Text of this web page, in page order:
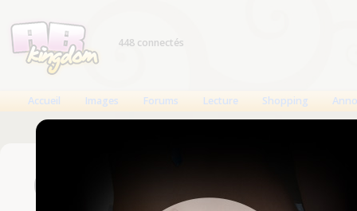
448 connectés
Accueil Images Forums Lecture Shopping
Connexion